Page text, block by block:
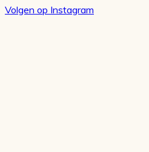
Volgen op Instagram